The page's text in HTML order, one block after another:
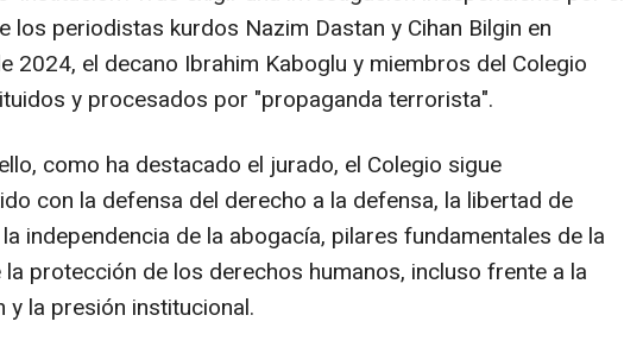
los periodistas kurdos Nazim Dastan y Cihan Bilgin en
2024, el decano Ibrahim Kaboglu y miembros del Colegio
y procesados por "propaganda terrorista".
como ha destacado el jurado, el Colegio sigue
con la defensa del derecho a la defensa, la libertad de
independencia de la abogacía, pilares fundamentales de la
la protección de los derechos humanos, incluso frente a la
y la presión institucional.